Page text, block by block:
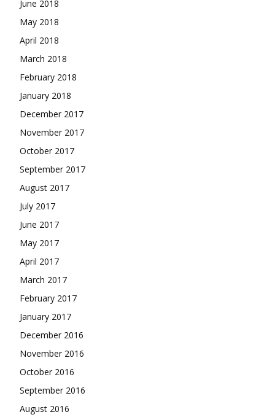
June 2018
May 2018
April 2018
March 2018
February 2018
January 2018
December 2017
November 2017
October 2017
September 2017
August 2017
July 2017
June 2017
May 2017
April 2017
March 2017
February 2017
January 2017
December 2016
November 2016
October 2016
September 2016
August 2016